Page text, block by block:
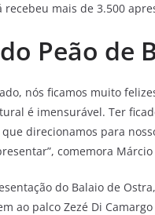
mais de 3.500
Peão de
nós ficamos muito
é imensurável. Ter
direcionamos para
comemora
do Balaio de
ao palco Zezé Di